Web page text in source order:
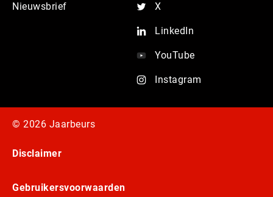
Nieuwsbrief X
LinkedIn
YouTube
Instagram
© 2026 Jaarbeurs
Disclaimer
Gebruikersvoorwaarden